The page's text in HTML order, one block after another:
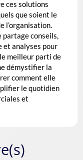
ces solutions
que soient le
l’organisation.
partage conseils,
et analyses pour
meilleur parti de
démystifier la
comment elle
le quotidien
et